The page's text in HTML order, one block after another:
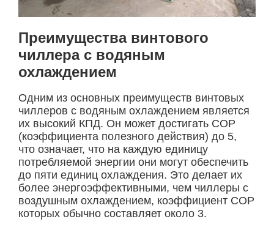
Преимущества винтового
чиллера с водяным
охлаждением
Одним из основных преимуществ винтовых
чиллеров с водяным охлаждением является
их высокий КПД. Он может достигать COP
(коэффициента полезного действия) до 5,
что означает, что на каждую единицу
потребляемой энергии они могут обеспечить
до пяти единиц охлаждения. Это делает их
более энергоэффективными, чем чиллеры с
воздушным охлаждением, коэффициент COP
которых обычно составляет около 3.